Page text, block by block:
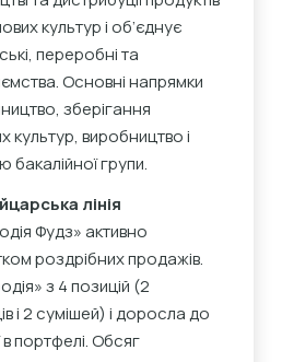
культур і об’єднує
переробні та
Основні напрямки
зберігання
культур, виробництво і
бакалійної групи.
лінія
Фудз» активно
роздрібних продажів.
з 4 позицій (2
і 2 сумішей) і доросла до
в портфелі. Обсяг